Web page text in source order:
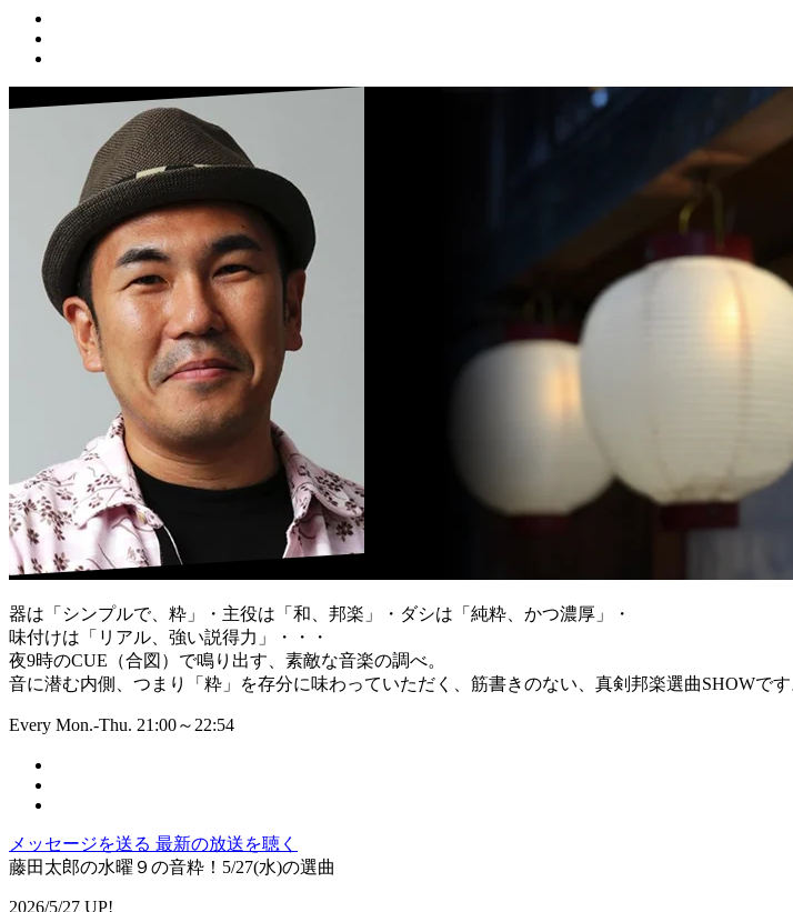
器は「シンプルで、粋」・主役は「和、邦楽」・ダシは「純粋、かつ濃厚」・
味付けは「リアル、強い説得力」・・・
夜9時のCUE（合図）で鳴り出す、素敵な音楽の調べ。
音に潜む内側、つまり「粋」を存分に味わっていただく、筋書きのない、真剣邦楽選曲SHOWです
Every Mon.-Thu. 21:00～22:54
メッセージを送る 最新の放送を聴く
藤田太郎の水曜９の音粋！5/27(水)の選曲
2026/5/27 UP!